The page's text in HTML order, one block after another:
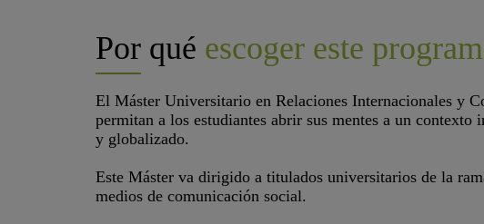
Por qué escoger este
El Máster Universitario en Relaciones Internacionales y
permitan a los estudiantes abrir sus mentes a un
y globalizado.
Este Máster va dirigido a titulados universitarios de la
medios de comunicación social.